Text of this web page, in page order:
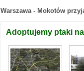
Warszawa - Mokotów
Adoptujemy ptaki